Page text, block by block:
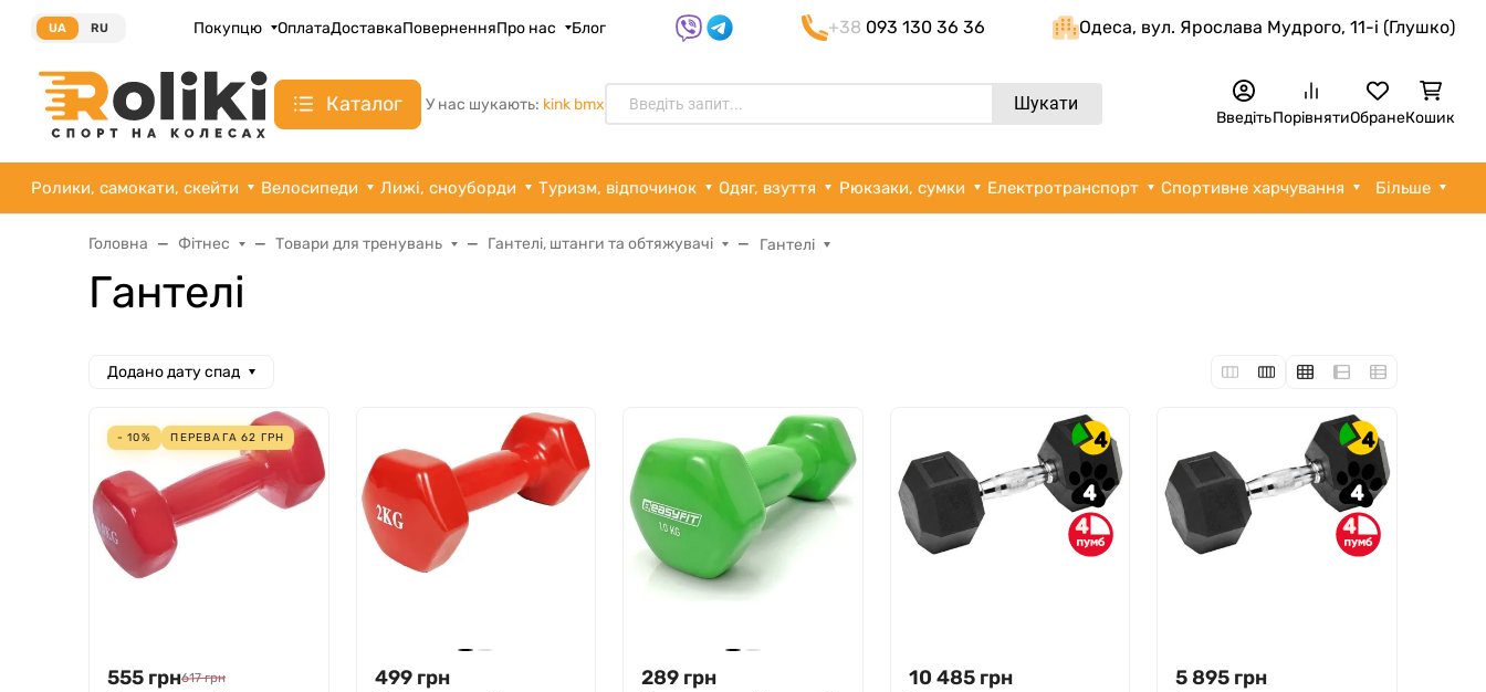
UA RU Покупцю ОплатаДоставкаПоверненняПро нас Блог +38 093 130 36 36 Одеса, вул. Ярослава Мудрого, 11-i (Глушко)
Каталог У нас шукають: kink bmx Шукати
ВведітьПорівнятиОбранеКошик
Ролики, самокати, скейти Велосипеди Лижі, сноуборди Туризм, відпочинок Одяг, взуття Рюкзаки, сумки Електротранспорт Спортивне харчування Більше
Головна Фітнес Товари для тренувань Гантелі, штанги та обтяжувачі Гантелі
Гантелі
Додано дату спад
- 10% ПЕРЕВАГА62 ГРН
555 грн617 грн 499 грн 289 грн
4
4
4
10 485 грн
4
4
4
5 895 грн